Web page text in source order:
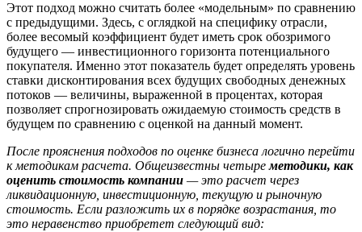
Этот подход можно считать более «модельным» по сравнению
с предыдущими. Здесь, с оглядкой на специфику отрасли,
более весомый коэффициент будет иметь срок обозримого
будущего — инвестиционного горизонта потенциального
покупателя. Именно этот показатель будет определять уровень
ставки дисконтирования всех будущих свободных денежных
потоков — величины, выраженной в процентах, которая
позволяет спрогнозировать ожидаемую стоимость средств в
будущем по сравнению с оценкой на данный момент.
После прояснения подходов по оценке бизнеса логично перейти
к методикам расчета. Общеизвестны четыреметодики, как
оценить стоимость компании — это расчет через
ликвидационную, инвестиционную, текущую и рыночную
стоимость. Если разложить их в порядке возрастания, то
это неравенство приобретет следующий вид: